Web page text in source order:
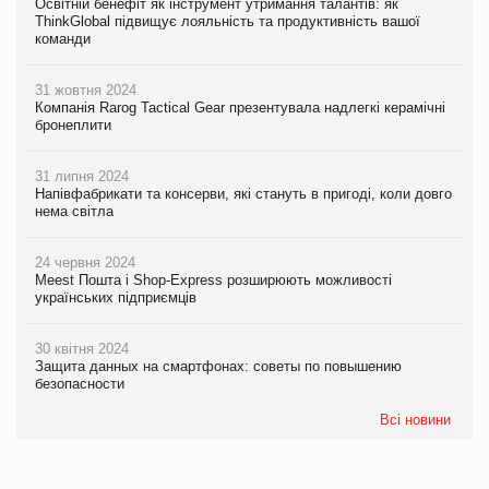
Освітній бенефіт як інструмент утримання талантів: як
ThinkGlobal підвищує лояльність та продуктивність вашої
команди
31 жовтня 2024
Компанія Rarog Tactical Gear презентувала надлегкі керамічні
бронеплити
31 липня 2024
Напівфабрикати та консерви, які стануть в пригоді, коли довго
нема світла
24 червня 2024
Meest Пошта і Shop-Express розширюють можливості
українських підприємців
30 квітня 2024
Защита данных на смартфонах: советы по повышению
безопасности
Всі новини